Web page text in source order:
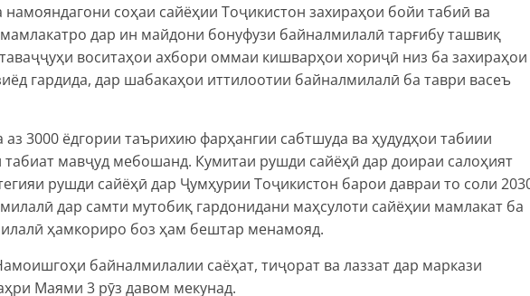
соҳаи сайёҳии Тоҷикистон захираҳои бойи табиӣ ва
дар ин майдони бонуфузи байналмилалӣ тарғибу ташвиқ
воситаҳои ахбори оммаи кишварҳои хориҷӣ низ ба захираҳои
гардида, дар шабакаҳои иттилоотии байналмилалӣ ба таври васеъ
аз 3000 ёдгории таърихию фарҳангии сабтшуда ва ҳудудҳои табиии
мавҷуд мебошанд. Кумитаи рушди сайёҳӣ дар доираи салоҳият
рушди сайёҳӣ дар Ҷумҳурии Тоҷикистон барои давраи то соли
дар самти мутобиқ гардонидани маҳсулоти сайёҳии мамлакат ба
ҳамкориро боз ҳам бештар менамояд.
байналмилалии саёҳат, тиҷорат ва лаззат дар маркази
Маями 3 рӯз давом мекунад.